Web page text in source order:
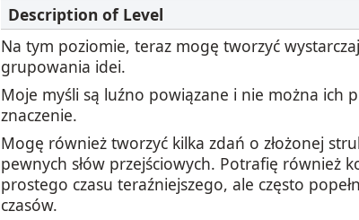
Na tym poziomie, teraz mogę tworzyć
grupowania idei.
Moje myśli są luźno powiązane i nie można ich
znaczenie.
Mogę również tworzyć kilka zdań o złożonej
pewnych słów przejściowych. Potrafię również
prostego czasu teraźniejszego, ale często
czasów.